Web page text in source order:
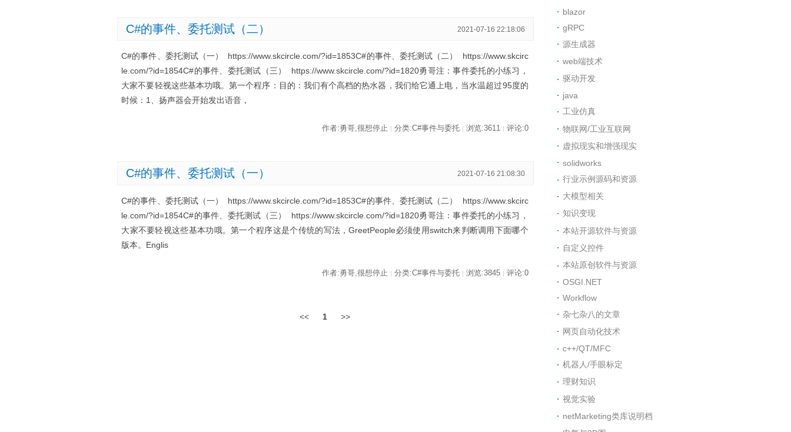
C#的事件、委托测试（二） 2021-07-16 22:18:06
C#的事件、委托测试（一） https://www.skcircle.com/?id=1853C#的事件、委托测试（二） https://www.skcirc
le.com/?id=1854C#的事件、委托测试（三） https://www.skcircle.com/?id=1820勇哥注：事件委托的小练习，
大家不要轻视这些基本功哦。第一个程序：目的：我们有个高档的热水器，我们给它通上电，当水温超过95度的
时候：1、扬声器会开始发出语音，
作者:勇哥,很想停止 | 分类:C#事件与委托 | 浏览:3611 | 评论:0
C#的事件、委托测试（一） 2021-07-16 21:08:30
C#的事件、委托测试（一） https://www.skcircle.com/?id=1853C#的事件、委托测试（二） https://www.skcirc
le.com/?id=1854C#的事件、委托测试（三） https://www.skcircle.com/?id=1820勇哥注：事件委托的小练习，
大家不要轻视这些基本功哦。第一个程序这是个传统的写法，GreetPeople必须使用switch来判断调用下面哪个
版本。Englis
作者:勇哥,很想停止 | 分类:C#事件与委托 | 浏览:3845 | 评论:0
<< 1 >>
blazor
gRPC
源生成器
web端技术
驱动开发
java
工业仿真
物联网/工业互联网
虚拟现实和增强现实
solidworks
行业示例源码和资源
大模型相关
知识变现
本站开源软件与资源
自定义控件
本站原创软件与资源
OSGI.NET
Workflow
杂七杂八的文章
网页自动化技术
c++/QT/MFC
机器人/手眼标定
理财知识
视觉实验
netMarketing类库说明档